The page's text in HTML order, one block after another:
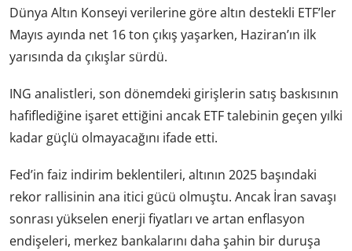
Dünya Altın Konseyi verilerine göre altın destekli ETF’ler
Mayıs ayında net 16 ton çıkış yaşarken, Haziran’ın ilk
yarısında da çıkışlar sürdü.
ING analistleri, son dönemdeki girişlerin satış baskısının
hafiflediğine işaret ettiğini ancak ETF talebinin geçen yılki
kadar güçlü olmayacağını ifade etti.
Fed’in faiz indirim beklentileri, altının 2025 başındaki
rekor rallisinin ana itici gücü olmuştu. Ancak İran savaşı
sonrası yükselen enerji fiyatları ve artan enflasyon
endişeleri, merkez bankalarını daha şahin bir duruşa